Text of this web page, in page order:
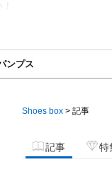
ンプス
Shoes box > 記事
記事 特